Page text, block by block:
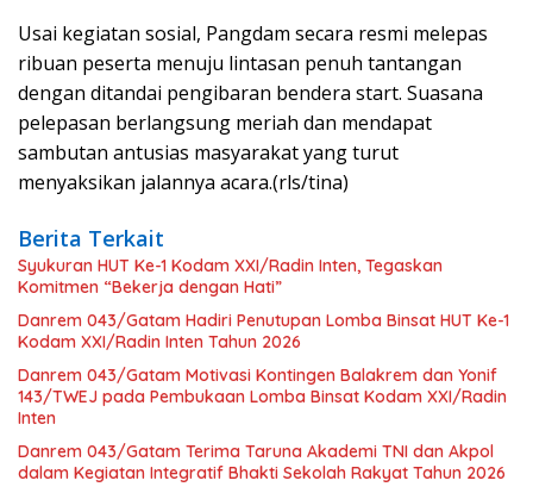
Usai kegiatan sosial, Pangdam secara resmi melepas
ribuan peserta menuju lintasan penuh tantangan
dengan ditandai pengibaran bendera start. Suasana
pelepasan berlangsung meriah dan mendapat
sambutan antusias masyarakat yang turut
menyaksikan jalannya acara.(rls/tina)
Berita Terkait
Syukuran HUT Ke-1 Kodam XXI/Radin Inten, Tegaskan
Komitmen “Bekerja dengan Hati”
Danrem 043/Gatam Hadiri Penutupan Lomba Binsat HUT Ke-1
Kodam XXI/Radin Inten Tahun 2026
Danrem 043/Gatam Motivasi Kontingen Balakrem dan Yonif
143/TWEJ pada Pembukaan Lomba Binsat Kodam XXI/Radin
Inten
Danrem 043/Gatam Terima Taruna Akademi TNI dan Akpol
dalam Kegiatan Integratif Bhakti Sekolah Rakyat Tahun 2026